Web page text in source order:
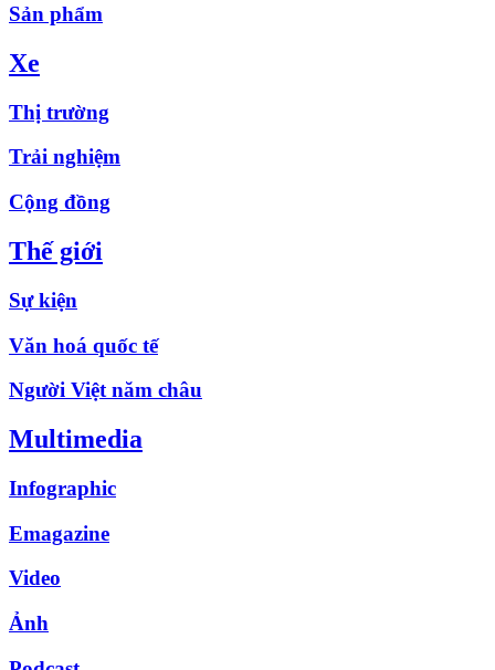
Sản phẩm
Xe
Thị trường
Trải nghiệm
Cộng đồng
Thế giới
Sự kiện
Văn hoá quốc tế
Người Việt năm châu
Multimedia
Infographic
Emagazine
Video
Ảnh